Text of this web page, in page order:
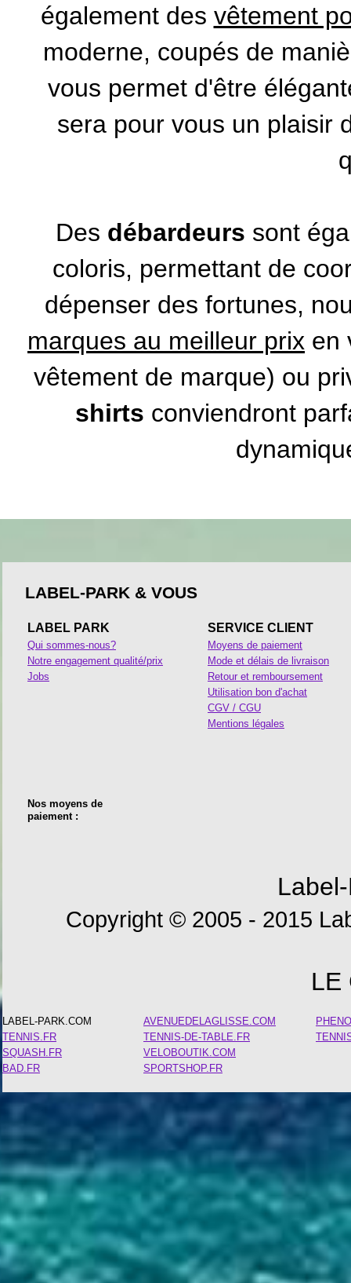
également des vêtement
moderne, coupés de
vous permet d'être
sera pour vous un plaisir
Des débardeurs sont
coloris, permettant de
dépenser des fortunes,
marques au meilleur prix en
vêtement de marque) ou
shirts conviendront
LABEL-PARK & VOUS
LABEL PARK
Qui sommes-nous?
Notre engagement qualité/prix
Jobs
SERVICE CLIENT
Moyens de paiement
Mode et délais de livraison
Retour et remboursement
Utilisation bon d'achat
CGV / CGU
Mentions légales
Nos moyens de
paiement :
Copyright © 2005 - 2015
LE
LABEL-PARK.COM
TENNIS.FR
SQUASH.FR
BAD.FR
AVENUEDELAGLISSE.COM
TENNIS-DE-TABLE.FR
VELOBOUTIK.COM
SPORTSHOP.FR